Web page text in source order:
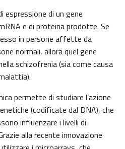
espressione di un gene
e di proteina prodotte. Se
in persone affette da
normali, allora quel gene
schizofrenia (sia come causa
permette di studiare l’azione
(codificate dal DNA), che
influenzare i livelli di
alla recente innovazione